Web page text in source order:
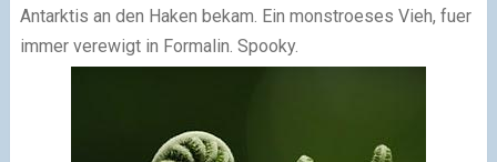
Antarktis an den Haken bekam. Ein monstroeses Vieh, fuer
immer verewigt in Formalin. Spooky.